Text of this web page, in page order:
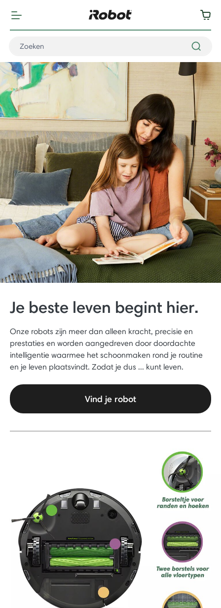
Je beste leven begint hier.
Onze robots zijn meer dan alleen kracht, precisie en
prestaties en worden aangedreven door doordachte
intelligentie waarmee het schoonmaken rond je routine
en je leven plaatsvindt. Zodat je dus ... kunt leven.
Vind je robot